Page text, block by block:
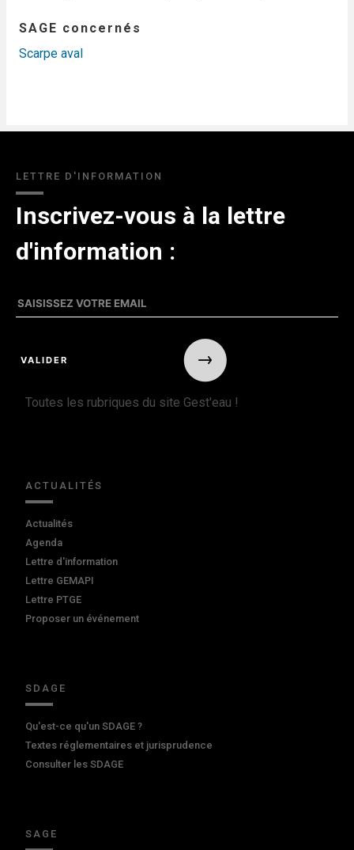
SAGE concernés
Scarpe aval
LETTRE D'INFORMATION
Inscrivez-vous à la lettre
d'information :
Toutes les rubriques du site Gest'eau !
ACTUALITÉS
Actualités
Agenda
Lettre d'information
Lettre GEMAPI
Lettre PTGE
Proposer un événement
SDAGE
Qu'est-ce qu'un SDAGE ?
Textes réglementaires et jurisprudence
Consulter les SDAGE
SAGE